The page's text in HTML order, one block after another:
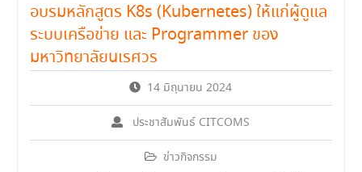
อบรมหลักสูตร K8s (Kubernetes) ให้แก่ผู้ดูแล
ระบบเครือข่าย และ Programmer ของ
มหาวิทยาลัยนเรศวร
14 มิถุนายน 2024
ประชาสัมพันธ์ CITCOMS
ข่าวกิจกรรม